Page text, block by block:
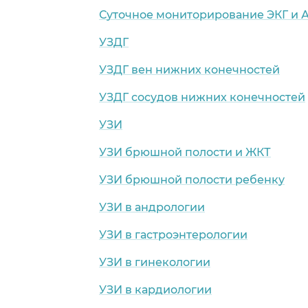
Суточное мониторирование ЭКГ и
УЗДГ
УЗДГ вен нижних конечностей
УЗДГ сосудов нижних конечностей
УЗИ
УЗИ брюшной полости и ЖКТ
УЗИ брюшной полости ребенку
УЗИ в андрологии
УЗИ в гастроэнтерологии
УЗИ в гинекологии
УЗИ в кардиологии